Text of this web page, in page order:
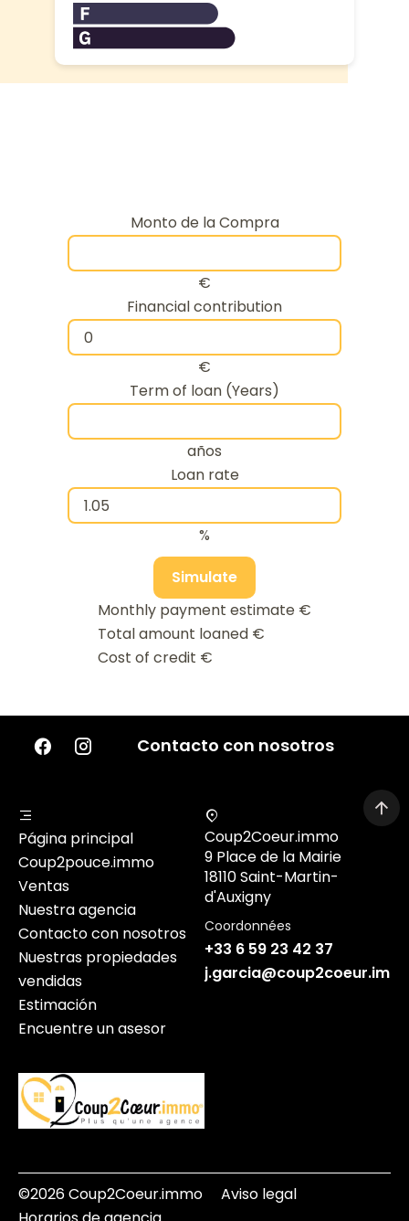
Monto de la Compra
€
Financial contribution
€
Term of loan (Years)
años
Loan rate
%
Simulate
Monthly payment estimate €
Total amount loaned €
Cost of credit €
Contacto con nosotros
Página principal
Coup2pouce.immo
Ventas
Nuestra agencia
Contacto con nosotros
Nuestras propiedades
vendidas
Estimación
Encuentre un asesor
Coup2Coeur.immo
9 Place de la Mairie
18110 Saint-Martin-
d'Auxigny
Coordonnées
+33 6 59 23 42 37
©2026 Coup2Coeur.immo
Aviso legal